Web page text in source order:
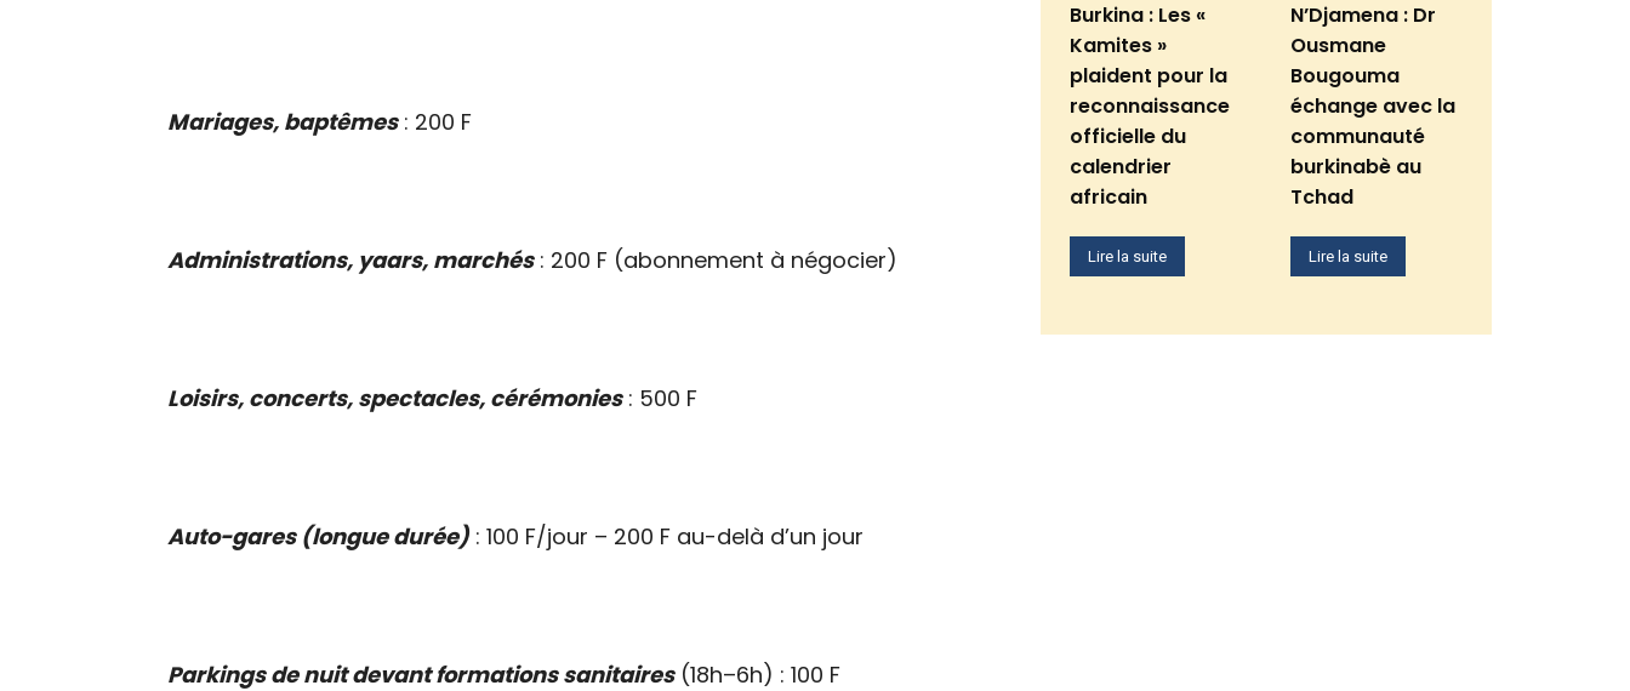
Mariages, baptêmes: 200 F
Administrations, yaars, marchés: 200 F (abonnement à négocier)
Loisirs, concerts, spectacles, cérémonies: 500 F
Auto-gares (longue durée): 100 F/jour – 200 F au-delà d’un jour
Parkings de nuit devant formations sanitaires(18h–6h) : 100 F
Burkina : Les «
Kamites »
plaident pour la
reconnaissance
officielle du
calendrier
africain
Lire la suite
N’Djamena : Dr
Ousmane
Bougouma
échange avec la
communauté
burkinabè au
Tchad
Lire la suite